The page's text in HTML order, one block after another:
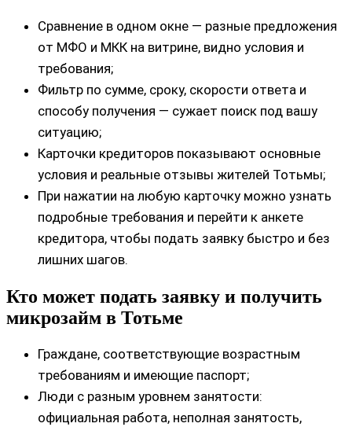
Сравнение в одном окне — разные предложения
от МФО и МКК на витрине, видно условия и
требования;
Фильтр по сумме, сроку, скорости ответа и
способу получения — сужает поиск под вашу
ситуацию;
Карточки кредиторов показывают основные
условия и реальные отзывы жителей Тотьмы;
При нажатии на любую карточку можно узнать
подробные требования и перейти к анкете
кредитора, чтобы подать заявку быстро и без
лишних шагов.
Кто может подать заявку и получить
микрозайм в Тотьме
Граждане, соответствующие возрастным
требованиям и имеющие паспорт;
Люди с разным уровнем занятости:
официальная работа, неполная занятость,